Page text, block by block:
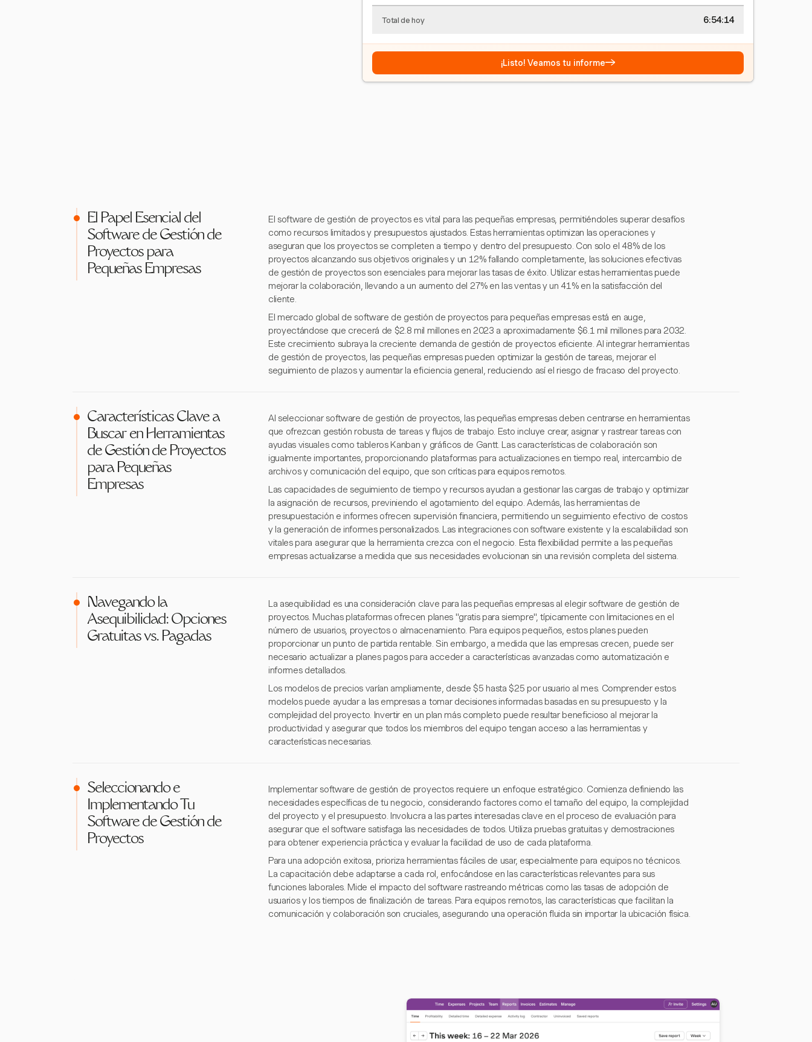
Total de hoy 6:54:15
¡Listo! Veamos tu informe→
El Papel Esencial del
Software de Gestión de
Proyectos para
Pequeñas Empresas
El software de gestión de proyectos es vital para las pequeñas empresas, permitiéndoles superar desafíos
como recursos limitados y presupuestos ajustados. Estas herramientas optimizan las operaciones y
aseguran que los proyectos se completen a tiempo y dentro del presupuesto. Con solo el 48% de los
proyectos alcanzando sus objetivos originales y un 12% fallando completamente, las soluciones efectivas
de gestión de proyectos son esenciales para mejorar las tasas de éxito. Utilizar estas herramientas puede
mejorar la colaboración, llevando a un aumento del 27% en las ventas y un 41% en la satisfacción del
cliente.
El mercado global de software de gestión de proyectos para pequeñas empresas está en auge,
proyectándose que crecerá de $2.8 mil millones en 2023 a aproximadamente $6.1 mil millones para 2032.
Este crecimiento subraya la creciente demanda de gestión de proyectos eficiente. Al integrar herramientas
de gestión de proyectos, las pequeñas empresas pueden optimizar la gestión de tareas, mejorar el
seguimiento de plazos y aumentar la eficiencia general, reduciendo así el riesgo de fracaso del proyecto.
Características Clave a
Buscar en Herramientas
de Gestión de Proyectos
para Pequeñas
Empresas
Al seleccionar software de gestión de proyectos, las pequeñas empresas deben centrarse en herramientas
que ofrezcan gestión robusta de tareas y flujos de trabajo. Esto incluye crear, asignar y rastrear tareas con
ayudas visuales como tableros Kanban y gráficos de Gantt. Las características de colaboración son
igualmente importantes, proporcionando plataformas para actualizaciones en tiempo real, intercambio de
archivos y comunicación del equipo, que son críticas para equipos remotos.
Las capacidades de seguimiento de tiempo y recursos ayudan a gestionar las cargas de trabajo y optimizar
la asignación de recursos, previniendo el agotamiento del equipo. Además, las herramientas de
presupuestación e informes ofrecen supervisión financiera, permitiendo un seguimiento efectivo de costos
y la generación de informes personalizados. Las integraciones con software existente y la escalabilidad son
vitales para asegurar que la herramienta crezca con el negocio. Esta flexibilidad permite a las pequeñas
empresas actualizarse a medida que sus necesidades evolucionan sin una revisión completa del sistema.
Navegando la
Asequibilidad: Opciones
Gratuitas vs. Pagadas
La asequibilidad es una consideración clave para las pequeñas empresas al elegir software de gestión de
proyectos. Muchas plataformas ofrecen planes "gratis para siempre", típicamente con limitaciones en el
número de usuarios, proyectos o almacenamiento. Para equipos pequeños, estos planes pueden
proporcionar un punto de partida rentable. Sin embargo, a medida que las empresas crecen, puede ser
necesario actualizar a planes pagos para acceder a características avanzadas como automatización e
informes detallados.
Los modelos de precios varían ampliamente, desde $5 hasta $25 por usuario al mes. Comprender estos
modelos puede ayudar a las empresas a tomar decisiones informadas basadas en su presupuesto y la
complejidad del proyecto. Invertir en un plan más completo puede resultar beneficioso al mejorar la
productividad y asegurar que todos los miembros del equipo tengan acceso a las herramientas y
características necesarias.
Seleccionando e
Implementando Tu
Software de Gestión de
Proyectos
Implementar software de gestión de proyectos requiere un enfoque estratégico. Comienza definiendo las
necesidades específicas de tu negocio, considerando factores como el tamaño del equipo, la complejidad
del proyecto y el presupuesto. Involucra a las partes interesadas clave en el proceso de evaluación para
asegurar que el software satisfaga las necesidades de todos. Utiliza pruebas gratuitas y demostraciones
para obtener experiencia práctica y evaluar la facilidad de uso de cada plataforma.
Para una adopción exitosa, prioriza herramientas fáciles de usar, especialmente para equipos no técnicos.
La capacitación debe adaptarse a cada rol, enfocándose en las características relevantes para sus
funciones laborales. Mide el impacto del software rastreando métricas como las tasas de adopción de
usuarios y los tiempos de finalización de tareas. Para equipos remotos, las características que facilitan la
comunicación y colaboración son cruciales, asegurando una operación fluida sin importar la ubicación física.